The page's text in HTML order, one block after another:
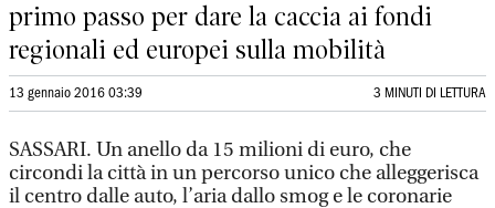
primo passo per dare la caccia ai fondi
regionali ed europei sulla mobilità
13 gennaio 2016 03:39 3 MINUTI DI LETTURA
SASSARI. Un anello da 15 milioni di euro, che
circondi la città in un percorso unico che alleggerisca
il centro dalle auto, l’aria dallo smog e le coronarie